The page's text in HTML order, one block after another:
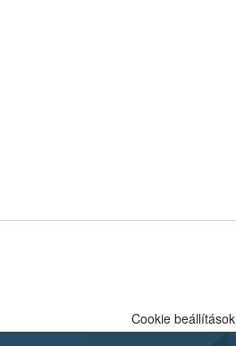
Cookie beállítások